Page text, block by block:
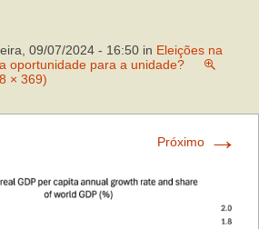
09/07/2024 - 16:50 in Eleições na
oportunidade para a unidade?
× 369)
Próximo →